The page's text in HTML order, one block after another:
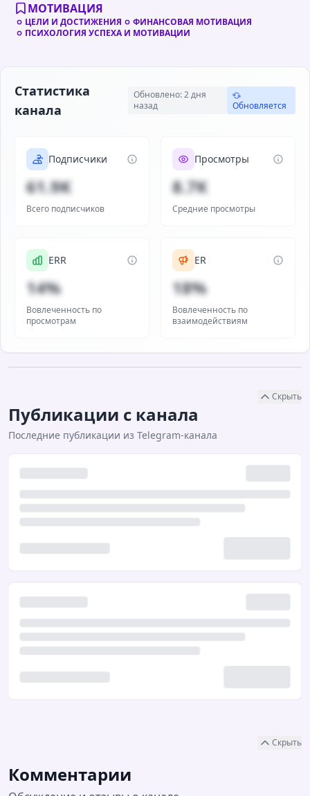
МОТИВАЦИЯ
ЦЕЛИ И ДОСТИЖЕНИЯ
ФИНАНСОВАЯ МОТИВАЦИЯ
ПСИХОЛОГИЯ УСПЕХА И МОТИВАЦИИ
Статистика
канала
Обновлено: 2 дня
назад
Обновляется
Подписчики
61.9K
Всего подписчиков
Просмотры
8.7K
Средние просмотры
ERR
14%
Вовлеченность по
просмотрам
ER
18%
Вовлеченность по
взаимодействиям
Скрыть
Комментарии
Скрыть
Публикации с канала
Последние публикации из Telegram-канала